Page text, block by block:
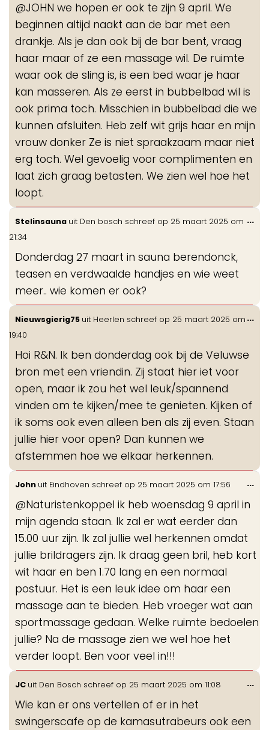
@JOHN we hopen er ook te zijn 9 april. We
beginnen altijd naakt aan de bar met een
drankje. Als je dan ook bij de bar bent, vraag
haar maar of ze een massage wil. De ruimte
waar ook de sling is, is een bed waar je haar
kan masseren. Als ze eerst in bubbelbad wil is
ook prima toch. Misschien in bubbelbad die we
kunnen afsluiten. Heb zelf wit grijs haar en mijn
vrouw donker Ze is niet spraakzaam maar niet
erg toch. Wel gevoelig voor complimenten en
laat zich graag betasten. We zien wel hoe het
loopt.
Stelinsauna uit Den bosch schreef op 25 maart 2025 om
21:34
Donderdag 27 maart in sauna berendonck,
teasen en verdwaalde handjes en wie weet
meer.. wie komen er ook?
...
Nieuwsgierig75 uit Heerlen schreef op 25 maart 2025 om
19:40
Hoi R&N. Ik ben donderdag ook bij de Veluwse
bron met een vriendin. Zij staat hier iet voor
open, maar ik zou het wel leuk/spannend
vinden om te kijken/mee te genieten. Kijken of
ik soms ook even alleen ben als zij even. Staan
jullie hier voor open? Dan kunnen we
afstemmen hoe we elkaar herkennen.
...
John uit Eindhoven schreef op 25 maart 2025 om 17:56
@Naturistenkoppel ik heb woensdag 9 april in
mijn agenda staan. Ik zal er wat eerder dan
15.00 uur zijn. Ik zal jullie wel herkennen omdat
jullie brildragers zijn. Ik draag geen bril, heb kort
wit haar en ben 1.70 lang en een normaal
postuur. Het is een leuk idee om haar een
massage aan te bieden. Heb vroeger wat aan
sportmassage gedaan. Welke ruimte bedoelen
jullie? Na de massage zien we wel hoe het
verder loopt. Ben voor veel in!!!
...
JC uit Den Bosch schreef op 25 maart 2025 om 11:08
Wie kan er ons vertellen of er in het
swingerscafe op de kamasutrabeurs ook een
...